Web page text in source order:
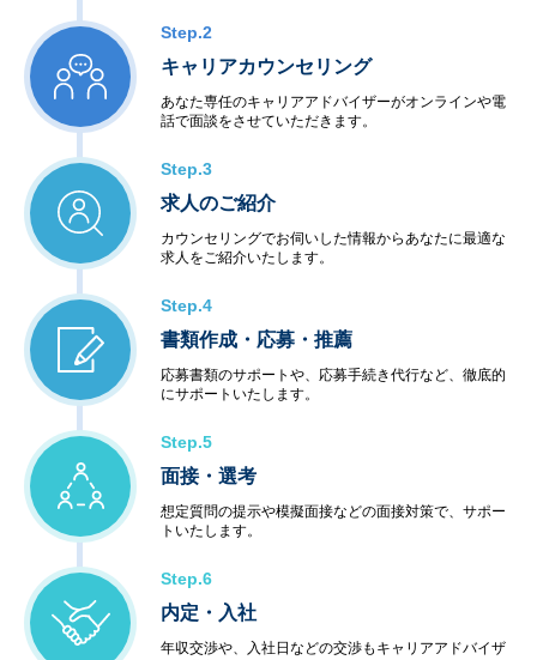
Step.2
キャリアカウンセリング
あなた専任のキャリアアドバイザーがオンラインや電
話で面談をさせていただきます。
Step.3
求人のご紹介
カウンセリングでお伺いした情報からあなたに最適な
求人をご紹介いたします。
Step.4
書類作成・応募・推薦
応募書類のサポートや、応募手続き代行など、徹底的
にサポートいたします。
Step.5
面接・選考
想定質問の提示や模擬面接などの面接対策で、サポー
トいたします。
Step.6
内定・入社
年収交渉や、入社日などの交渉もキャリアアドバイザ